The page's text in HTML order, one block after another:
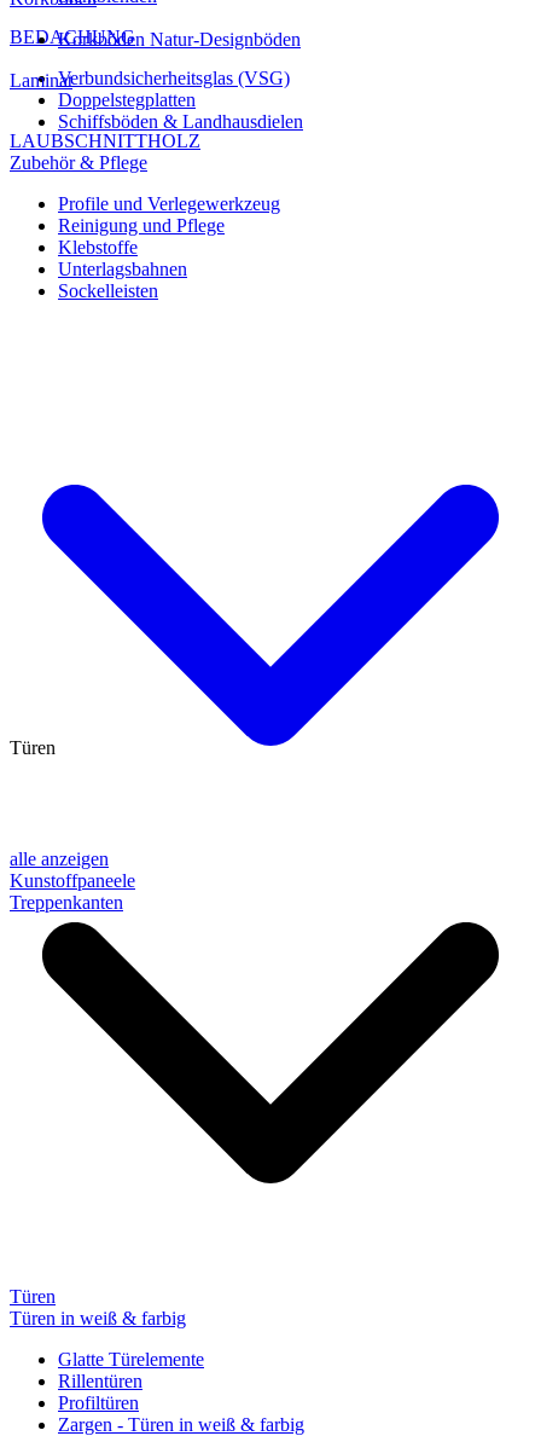
BEDACHUNG
Verbundsicherheitsglas (VSG)
Doppelstegplatten
LAUBSCHNITTHOLZ
Korkböden Natur-Designböden
Laminat
Schiffsböden & Landhausdielen
Zubehör & Pflege
Profile und Verlegewerkzeug
Reinigung und Pflege
Klebstoffe
Unterlagsbahnen
Sockelleisten
alle anzeigen
Kunstoffpaneele
Treppenkanten
Türen
Türen
Türen in weiß & farbig
Glatte Türelemente
Rillentüren
Profiltüren
Zargen - Türen in weiß & farbig